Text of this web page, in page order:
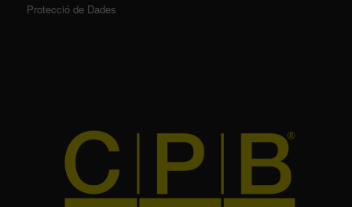
Protecció de Dades